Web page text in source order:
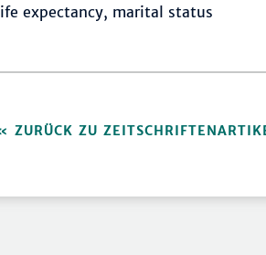
life expectancy, marital status
ZURÜCK ZU